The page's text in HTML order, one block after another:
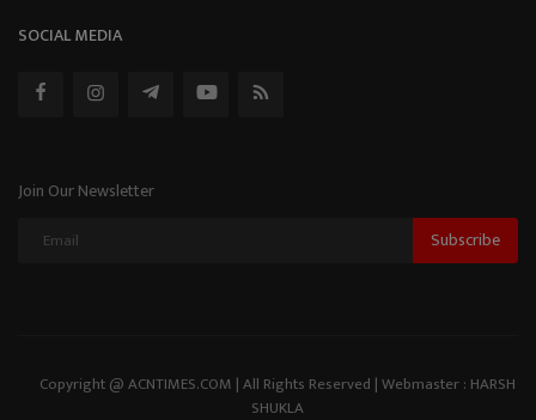
SOCIAL MEDIA
Join Our Newsletter
Subscribe
Copyright @ ACNTIMES.COM | All Rights Reserved | Webmaster : HARSH
SHUKLA